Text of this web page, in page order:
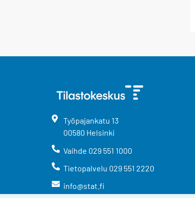
Työpajankatu 13
00580 Helsinki
Vaihde 029 551 1000
Tietopalvelu 029 551 2220
info@stat.fi